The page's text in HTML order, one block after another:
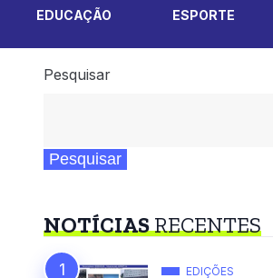
EDUCAÇÃO ESPORTE
Pesquisar
Pesquisar
NOTÍCIASRECENTES
EDIÇÕES